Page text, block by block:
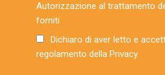
Autorizzazione al trattamento
forniti
Dichiaro di aver letto e
regolamento della Privacy